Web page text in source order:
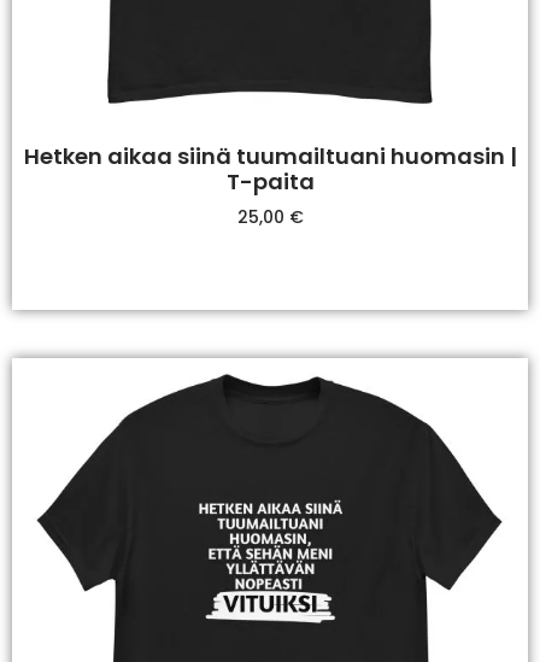
Hetken aikaa siinä tuumailtuani huomasin |
T-paita
25,00 €